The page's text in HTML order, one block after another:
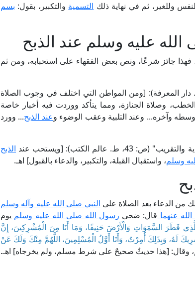
وللغير، ثم في نهاية ذلك التسمية والتكبير، بقول: بسم
عليه وسلم عند الذبح
فهذا جائز شرعًا، ونص بعض الفقهاء على استحبابه، ومن ثم
ابن حجر في "فتح الباري" (11/ 169، ط. دار المعرفة): [ومن المواطن التي اختلف في وجوب الصلاة
وصلاة الجنازة، ومما يتأكد ووردت فيه أخبار خاصة
وآخره... وعند التلبية وعقب الوضوء وعند الذبح... وورد
الكتب): [ويستحب عند
الذبح
وسلم، واستقبال القبلة، والتكبير، والدعاء بالقبول] اهـ.
من الدعاء بعد الصلاة على النبي صلى الله عليه وآله وسلم
عنهما قال: ضحى رسول الله صلى الله عليه وسلم يوم
فَطَرَ السَّمَوَاتِ وَالْأَرْضَ حَنِيفًا، وَمَا أَنَا مِنَ الْمُشْرِكِينَ، إِنَّ
لَهُ، وَبِذَلِكَ أُمِرْتُ، وَأَنَا أَوَّلُ الْمُسْلِمِينَ، اللَّهُمَّ مِنْكَ وَلَكَ عَنْ
وقال: [هذا حديثٌ صحيحٌ على شرط مسلم، ولم يخرجاه] اهـ.